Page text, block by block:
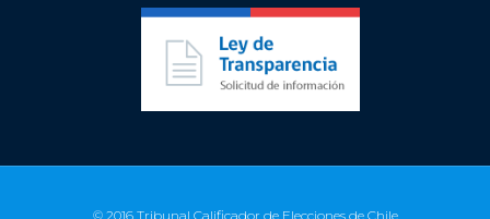
© 2016 Tribunal Calificador de Elecciones de Chile